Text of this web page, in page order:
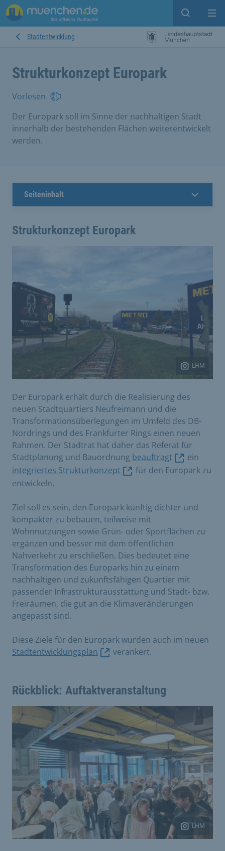
Suche
Stadtentwicklung
Strukturkonzept Europark
Vorlesen
Der Europark soll im Sinne der nachhaltigen Stadt
innerhalb der bestehenden Flächen weiterentwickelt
werden.
Seiteninhalt
Strukturkonzept Europark
LHM
Der Europark erhält durch die Realisierung des
neuen Stadtquartiers Neufreimann und die
Transformationsüberlegungen im Umfeld des DB-
Nordrings und des Frankfurter Rings einen neuen
Rahmen. Der Stadtrat hat daher das Referat für
Stadtplanung und Bauordnung beauftragt
ein
integriertes Strukturkonzept
für den Europark zu
entwickeln.
Ziel soll es sein, den Europark künftig dichter und
kompakter zu bebauen, teilweise mit
Wohnnutzungen sowie Grün- oder Sportflächen zu
ergänzen und besser mit dem öffentlichen
Nahverkehr zu erschließen. Dies bedeutet eine
Transformation des Europarks hin zu einem
nachhaltigen und zukunftsfähigen Quartier mit
passender Infrastrukturausstattung und Stadt- bzw.
Freiräumen, die gut an die Klimaveränderungen
angepasst sind.
Diese Ziele für den Europark wurden auch im neuen
Stadtentwicklungsplan
verankert.
Rückblick: Auftaktveranstaltung
LHM